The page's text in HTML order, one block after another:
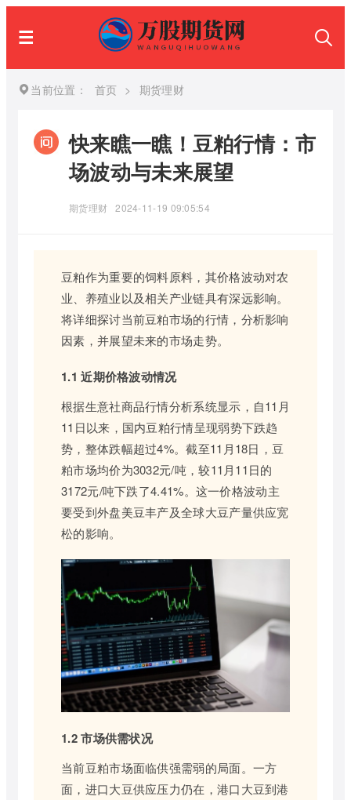
当前位置： 首页 > 期货理财
快来瞧一瞧！豆粕行情：市
场波动与未来展望
期货理财 2024-11-19 09:05:54
豆粕作为重要的饲料原料，其价格波动对农
业、养殖业以及相关产业链具有深远影响。
将详细探讨当前豆粕市场的行情，分析影响
因素，并展望未来的市场走势。
1.1 近期价格波动情况
根据生意社商品行情分析系统显示，自11月
11日以来，国内豆粕行情呈现弱势下跌趋
势，整体跌幅超过4%。截至11月18日，豆
粕市场均价为3032元/吨，较11月11日的
3172元/吨下跌了4.41%。这一价格波动主
要受到外盘美豆丰产及全球大豆产量供应宽
松的影响。
1.2 市场供需状况
当前豆粕市场面临供强需弱的局面。一方
面，进口大豆供应压力仍在，港口大豆到港